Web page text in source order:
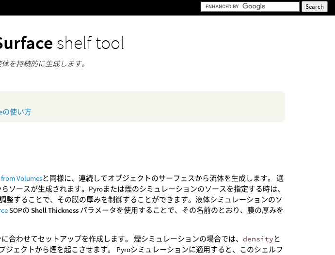
shelf tool
を持続的に生成します。
の使い方
Volumesと同様に、連続してオブジェクトのサーフェスから流体を生成します。 選
ソースが生成されます。Pyroまたは煙のシミュレーションのソースを指定する時は、
整することで、その膜の厚みを制御することができます。液体シミュレーションのソ
SOPの Shell Thickness パラメータを使用することで、その名前のとおり、膜の厚みを
合わせてセットアップを作成します。 煙シミュレーションの場合では、 densityと
ジェクトから煙を起こさせます。 Pyroシミュレーションに適用すると、このシェルフ